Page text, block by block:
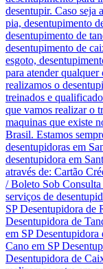
desentupir. Caso seja
pia, desentupimento
desentupimento de
desentupimento de
esgoto,
para atender
realizamos o
treinados e
que vamos realizar o
maquinas que existe
Brasil. Estamos
desentupidoras em
desentupidora em
através de: Cartão
/ Boleto Sob Consulta
serviços de
SP Desentupidora de
Desentupidora de
em SP
Cano em SP
Desentupidora de